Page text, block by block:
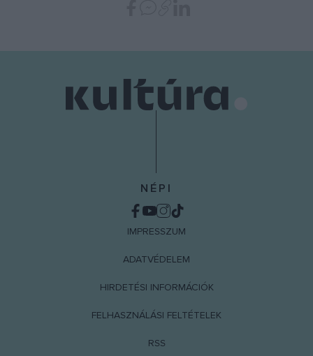
NÉPI
IMPRESSZUM
ADATVÉDELEM
HIRDETÉSI INFORMÁCIÓK
FELHASZNÁLÁSI FELTÉTELEK
RSS